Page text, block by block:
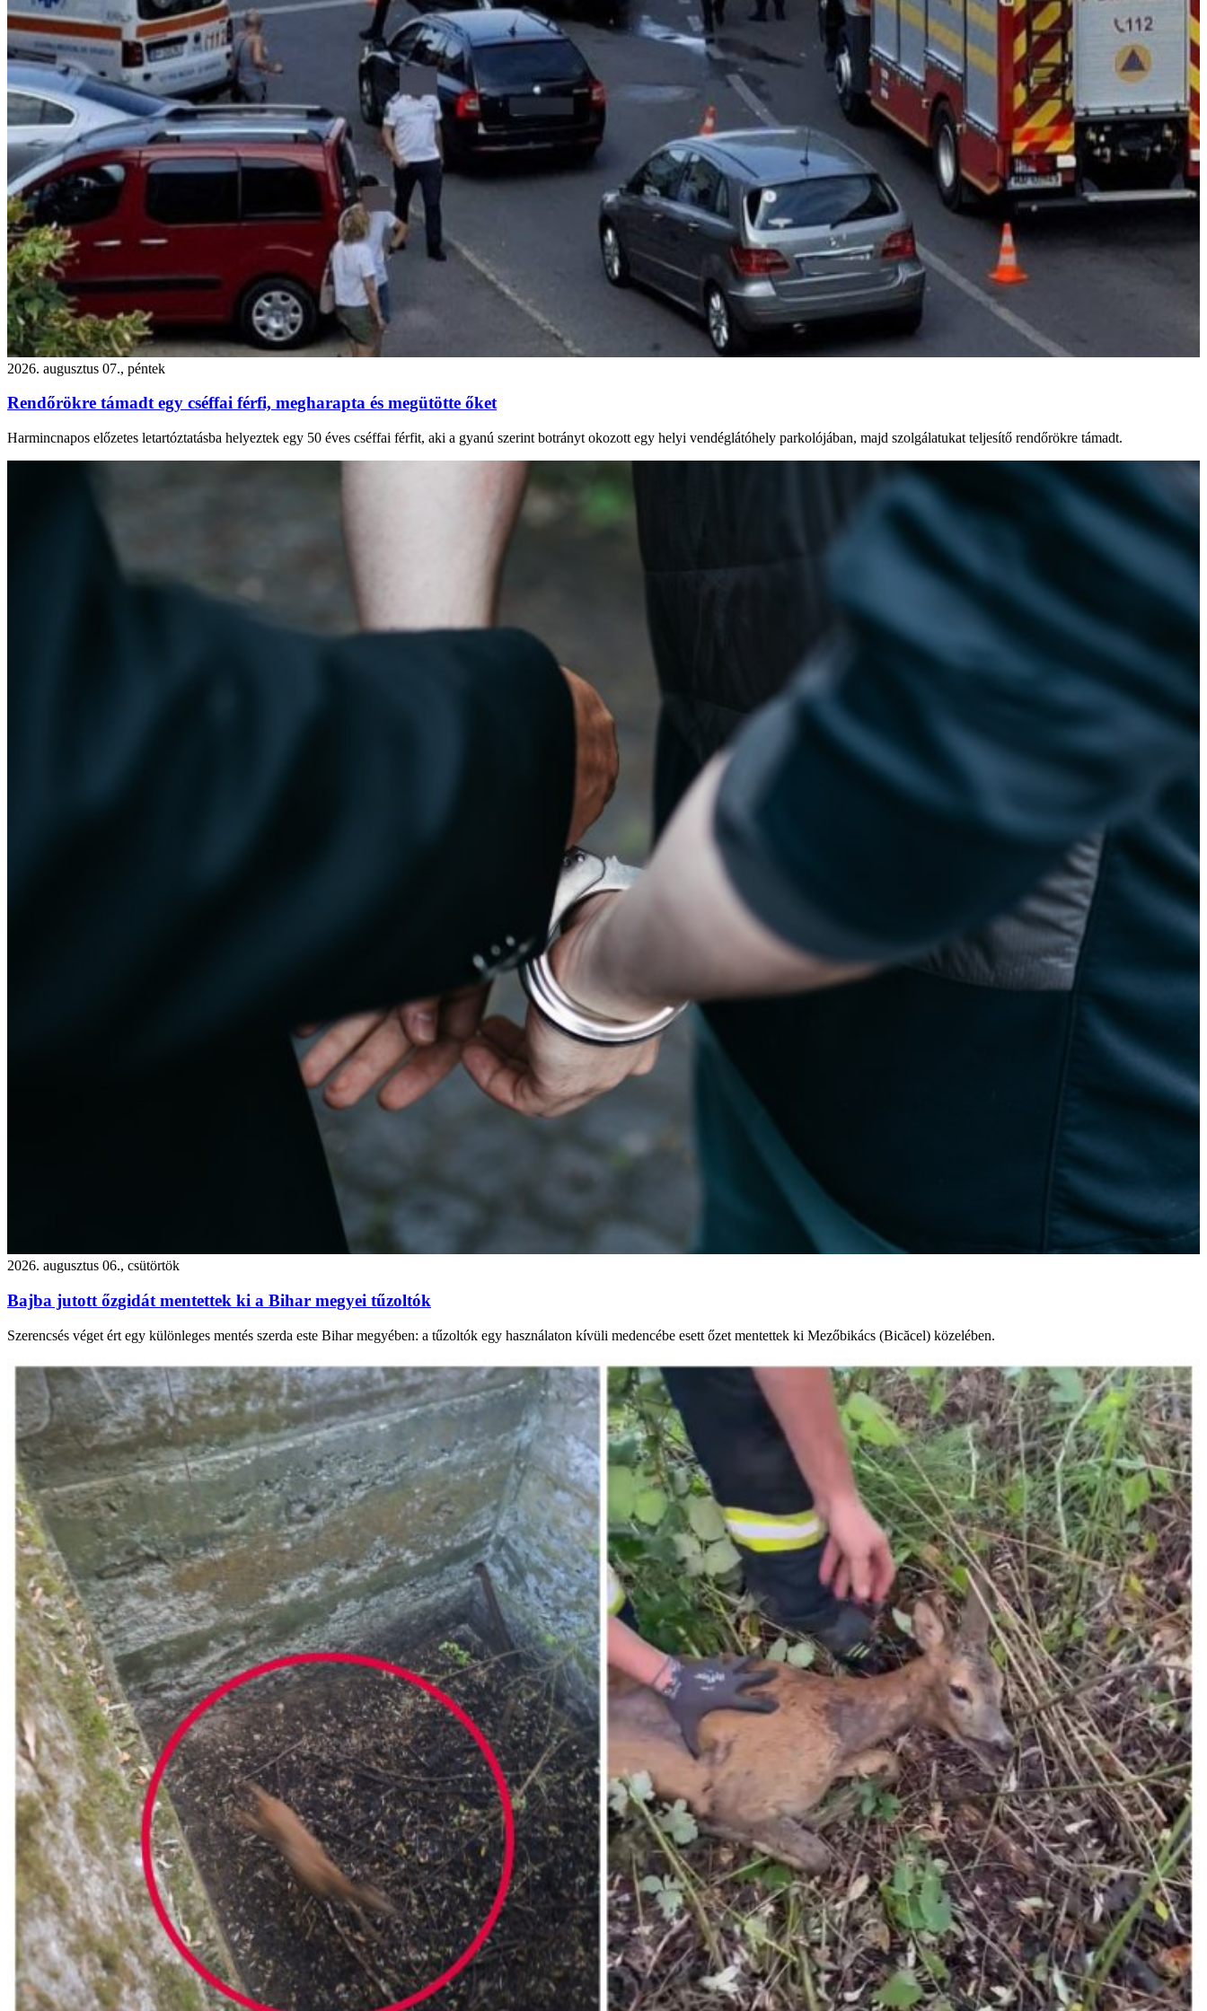
2026. augusztus 07., péntek
Rendőrökre támadt egy cséffai férfi, megharapta és megütötte őket
Harmincnapos előzetes letartóztatásba helyeztek egy 50 éves cséffai férfit, aki a gyanú szerint botrányt okozott egy helyi vendéglátóhely parkolójában, majd szolgálatukat teljesítő rendőrökre támadt.
2026. augusztus 06., csütörtök
Bajba jutott őzgidát mentettek ki a Bihar megyei tűzoltók
Szerencsés véget ért egy különleges mentés szerda este Bihar megyében: a tűzoltók egy használaton kívüli medencébe esett őzet mentettek ki Mezőbikács (Bicăcel) közelében.